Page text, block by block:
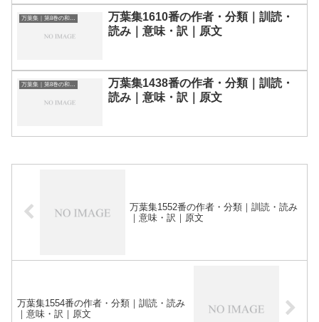
万葉集｜第8巻の和歌一覧
万葉集1610番の作者・分類｜訓読・
読み｜意味・訳｜原文
万葉集1438番の作者・分類｜訓読・
読み｜意味・訳｜原文
万葉集1552番の作者・分類｜訓読・読み
｜意味・訳｜原文
万葉集1554番の作者・分類｜訓読・読み
｜意味・訳｜原文